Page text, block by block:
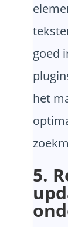
goed
het
5.